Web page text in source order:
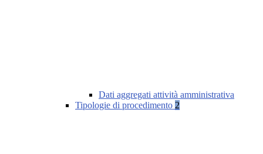
Dati aggregati attività amministrativa
Tipologie di procedimento 2